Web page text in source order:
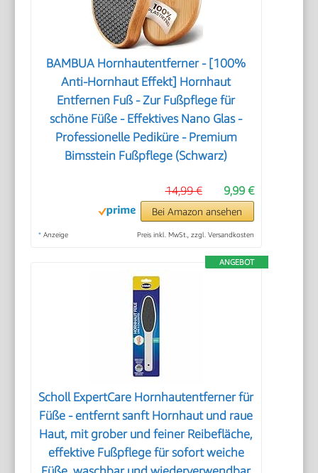
BAMBUA Hornhautentferner - [100%
Anti-Hornhaut Effekt] Hornhaut
Entfernen Fuß - Zur Fußpflege für
schöne Füße - Effektives Nano Glas -
Professionelle Pediküre - Premium
Bimsstein Fußpflege (Schwarz)
9,99 €
14,99 €
Bei Amazon ansehen
* Anzeige Preis inkl. MwSt., zzgl. Versandkosten
ANGEBOT
Scholl ExpertCare Hornhautentferner für
Füße - entfernt sanft Hornhaut und raue
Haut, mit grober und feiner Reibefläche,
effektive Fußpflege für sofort weiche